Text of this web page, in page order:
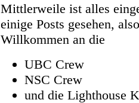
Mittlerweile ist alles
einige Posts gesehen,
Willkommen an die
UBC Crew
NSC Crew
und die Lighthouse